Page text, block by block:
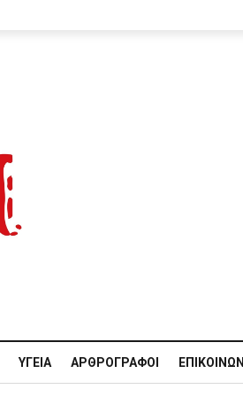
ΥΓΕΊΑ ΑΡΘΡΟΓΡΆΦΟΙ